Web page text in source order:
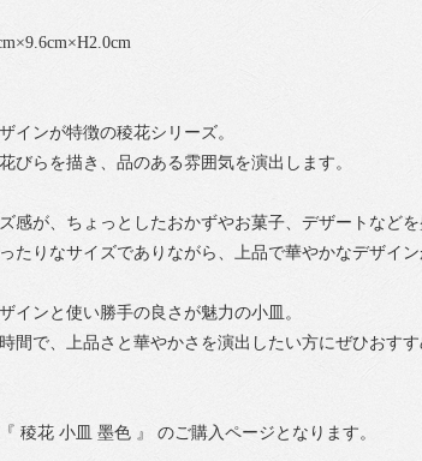
インが特徴の稜花シリーズ。
びらを描き、品のある雰囲気を演出します。
感が、ちょっとしたおかずやお菓子、デザートなどを
たりなサイズでありながら、上品で華やかなデザイン
インと使い勝手の良さが魅力の小皿。
間で、上品さと華やかさを演出したい方にぜひおすす
稜花 小皿 墨色 』 のご購入ページとなります。